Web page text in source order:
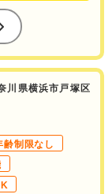
川県横浜市戸塚区
齢制限なし